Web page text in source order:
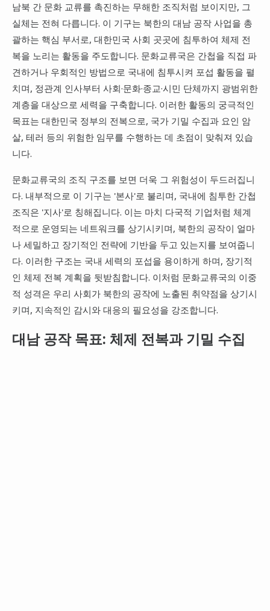
남북 간 문화 교류를 촉진하는 무해한 조직처럼 보이지만, 그
실체는 전혀 다릅니다. 이 기구는 북한의 대남 공작 사업을 총
괄하는 핵심 부서로, 대한민국 사회 곳곳에 침투하여 체제 전
복을 노리는 활동을 주도합니다. 문화교류국은 간첩을 직접 파
견하거나 우회적인 방법으로 국내에 침투시켜 포섭 활동을 펼
치며, 정관계 인사부터 사회·문화·종교·시민 단체까지 광범위한
계층을 대상으로 세력을 구축합니다. 이러한 활동의 궁극적인
목표는 대한민국 정부의 전복으로, 국가 기밀 수집과 요인 암
살, 테러 등의 위험한 임무를 수행하는 데 초점이 맞춰져 있습
니다.
문화교류국의 조직 구조를 보면 더욱 그 위험성이 두드러집니
다. 내부적으로 이 기구는 '본사'로 불리며, 국내에 침투한 간첩
조직은 '지사'로 칭해집니다. 이는 마치 다국적 기업처럼 체계
적으로 운영되는 네트워크를 상기시키며, 북한의 공작이 얼마
나 세밀하고 장기적인 전략에 기반을 두고 있는지를 보여줍니
다. 이러한 구조는 국내 세력의 포섭을 용이하게 하며, 장기적
인 체제 전복 계획을 뒷받침합니다. 이처럼 문화교류국의 이중
적 성격은 우리 사회가 북한의 공작에 노출된 취약점을 상기시
키며, 지속적인 감시와 대응의 필요성을 강조합니다.
대남 공작 목표: 체제 전복과 기밀 수집